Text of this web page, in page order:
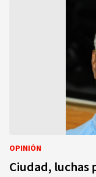
OPINIÓN
Ciudad, luchas